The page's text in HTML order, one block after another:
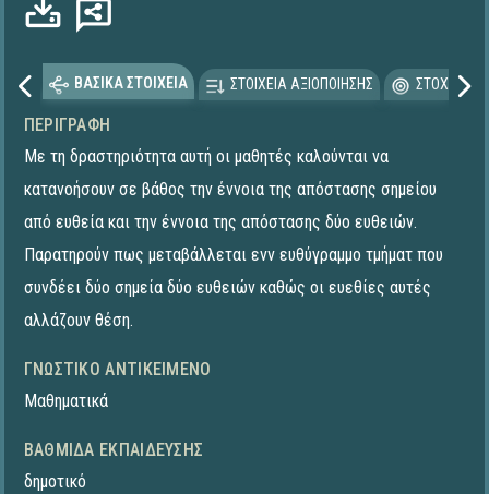
ΒΑΣΙΚΑ ΣΤΟΙΧΕΙΑ ΣΤΟΙΧΕΙΑ ΑΞΙΟΠΟΙΗΣΗΣ
ΠΕΡΙΓΡΑΦΉ
Με τη δραστηριότητα αυτή οι μαθητές καλούνται να
κατανοήσουν σε βάθος την έννοια της απόστασης σημείου
από ευθεία και την έννοια της απόστασης δύο ευθειών.
Παρατηρούν πως μεταβάλλεται ενν ευθύγραμμο τμήματ που
συνδέει δύο σημεία δύο ευθειών καθώς οι ευεθίες αυτές
αλλάζουν θέση.
ΓΝΩΣΤΙΚΌ ΑΝΤΙΚΕΊΜΕΝΟ
Μαθηματικά
ΒΑΘΜΊΔΑ ΕΚΠΑΊΔΕΥΣΗΣ
δημοτικό